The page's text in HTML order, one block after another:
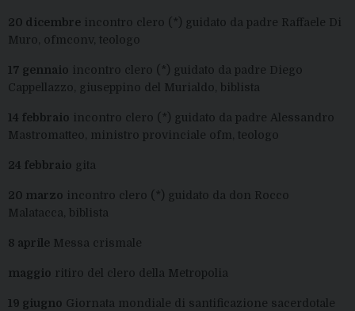
20 dicembre incontro clero (*) guidato da padre Raffaele Di
Muro, ofmconv, teologo
17 gennaio incontro clero (*) guidato da padre Diego
Cappellazzo, giuseppino del Murialdo, biblista
14 febbraio incontro clero (*) guidato da padre Alessandro
Mastromatteo, ministro provinciale ofm, teologo
24 febbraio gita
20 marzo incontro clero (*) guidato da don Rocco
Malatacca, biblista
8 aprile Messa crismale
maggio ritiro del clero della Metropolia
19 giugno Giornata mondiale di santificazione sacerdotale